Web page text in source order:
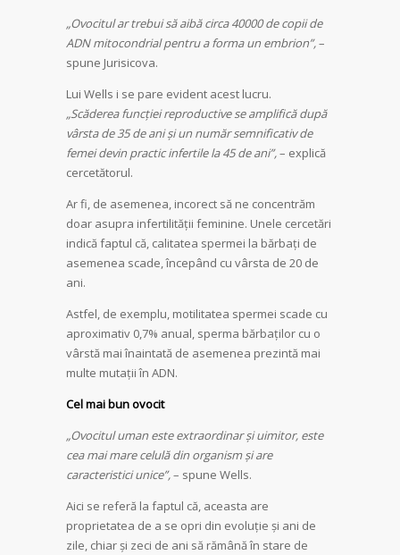
„Ovocitul ar trebui să aibă circa 40000 de copii de
ADN mitocondrial pentru a forma un embrion”,–
spune Jurisicova.
Lui Wells i se pare evident acest lucru.
„Scăderea funcției reproductive se amplifică după
vârsta de 35 de ani și un număr semnificativ de
femei devin practic infertile la 45 de ani”,– explică
cercetătorul.
Ar fi, de asemenea, incorect să ne concentrăm
doar asupra infertilității feminine. Unele cercetări
indică faptul că, calitatea spermei la bărbați de
asemenea scade, începând cu vârsta de 20 de
ani.
Astfel, de exemplu, motilitatea spermei scade cu
aproximativ 0,7% anual, sperma bărbaților cu o
vârstă mai înaintată de asemenea prezintă mai
multe mutații în ADN.
Cel mai bun ovocit
„Ovocitul uman este extraordinar și uimitor, este
cea mai mare celulă din organism și are
caracteristici unice”,– spune Wells.
Aici se referă la faptul că, aceasta are
proprietatea de a se opri din evoluție și ani de
zile, chiar și zeci de ani să rămână în stare de